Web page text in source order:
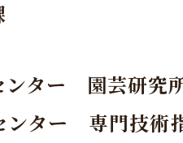
ンター 園芸研究
ンター 専門技術